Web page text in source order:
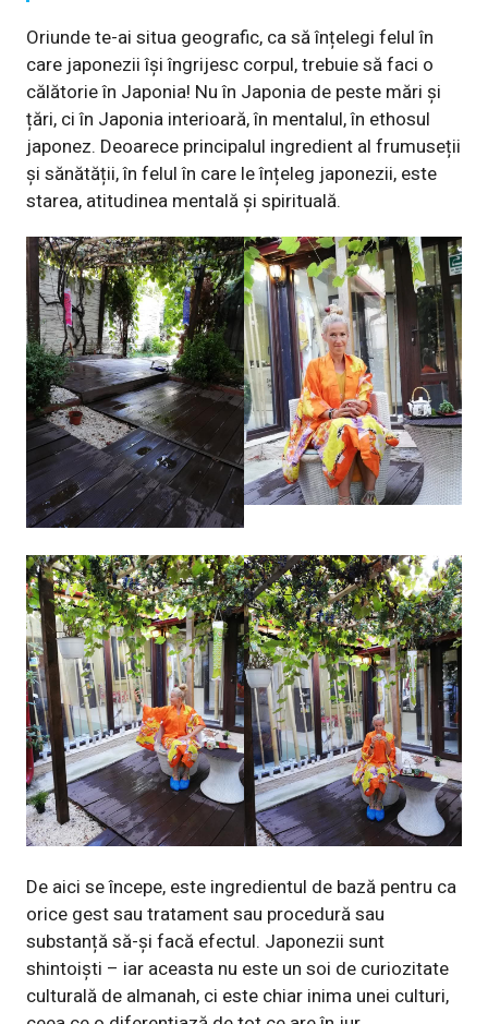
Oriunde te-ai situa geografic, ca să înțelegi felul în
care japonezii își îngrijesc corpul, trebuie să faci o
călătorie în Japonia! Nu în Japonia de peste mări și
țări, ci în Japonia interioară, în mentalul, în ethosul
japonez. Deoarece principalul ingredient al frumuseții
și sănătății, în felul în care le înțeleg japonezii, este
starea, atitudinea mentală și spirituală.
De aici se începe, este ingredientul de bază pentru ca
orice gest sau tratament sau procedură sau
substanță să-și facă efectul. Japonezii sunt
shintoiști – iar aceasta nu este un soi de curiozitate
culturală de almanah, ci este chiar inima unei culturi,